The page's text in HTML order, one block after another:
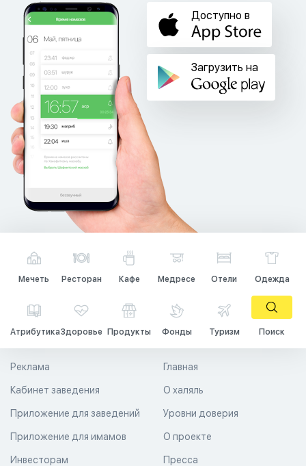
Доступно в
Загрузить на
Мечеть Ресторан Кафе Медресе Отели Одежда
АтрибутикаЗдоровье Продукты Фонды Туризм Поиск
Главная
О халяль
Уровни доверия
Реклама
Кабинет заведения
Приложение для заведений
Приложение для имамов О проекте
Пресса
Инвесторам